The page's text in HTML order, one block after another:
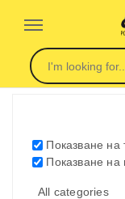
Показване на
Показване на
All categories